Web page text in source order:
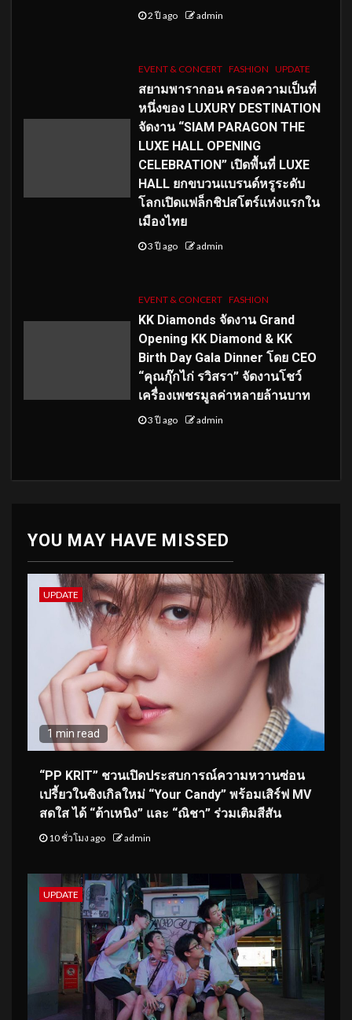
2 ปี ago admin
EVENT & CONCERT FASHION UPDATE
สยามพารากอน ครองความเป็นที่
หนึ่งของ LUXURY DESTINATION
จัดงาน “SIAM PARAGON THE
LUXE HALL OPENING
CELEBRATION” เปิดพื้นที่ LUXE
HALL ยกขบวนแบรนด์หรูระดับ
โลกเปิดแฟล็กชิปสโตร์แห่งแรกใน
เมืองไทย
3 ปี ago admin
EVENT & CONCERT FASHION
KK Diamonds จัดงาน Grand
Opening KK Diamond & KK
Birth Day Gala Dinner โดย CEO
“คุณกุ๊กไก่ รวิสรา” จัดงานโชว์
เครื่องเพชรมูลค่าหลายล้านบาท
3 ปี ago admin
YOU MAY HAVE MISSED
UPDATE
1 min read
“PP KRIT” ชวนเปิดประสบการณ์ความหวานซ่อน
เปรี้ยวในซิงเกิลใหม่ “Your Candy” พร้อมเสิร์ฟ MV
สดใส ได้ “ต้าเหนิง” และ “ณิชา” ร่วมเติมสีสัน
10 ชั่วโมง ago admin
UPDATE